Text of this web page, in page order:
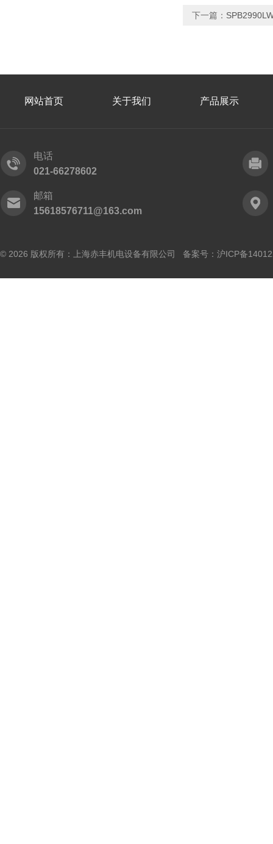
下一篇：
网站首页 关于我们 产品展示
电话
021-66278602
邮箱
15618576711@163.com
© 2026 版权所有：上海赤丰机电设备有限公司 备案号： 沪ICP备